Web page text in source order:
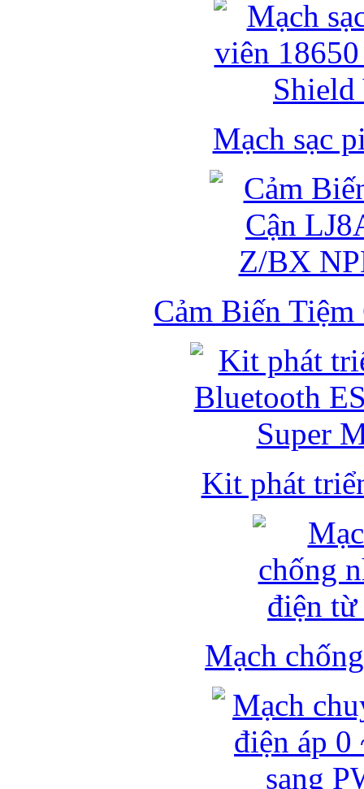
Mạch sạc
Cảm Biến
Kit phát
Mạch